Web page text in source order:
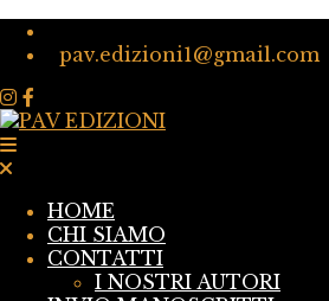
pav.edizioni1@gmail.com
HOME
CHI SIAMO
CONTATTI
I NOSTRI AUTORI